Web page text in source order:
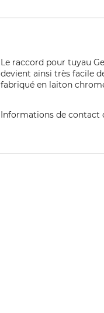
Le raccord pour tuyau
devient ainsi très facile
fabriqué en laiton
Informations de contact